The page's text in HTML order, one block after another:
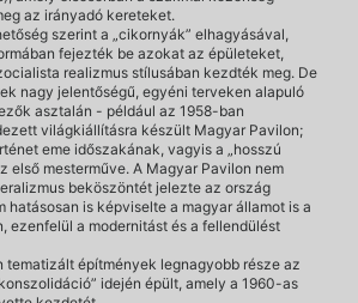
az irányadó kereteket.
szerint a „cikornyák” elhagyásával,
fejezték be azokat az épületeket,
realizmus stílusában kezdték meg. De
nagy jelentőségű, egyéni terveken alapuló
asztalán - például az 1958-ban
világkiállításra készült Magyar Pavilon;
eme időszakának, vagyis a „hosszú
első mesterműve. A Magyar Pavilon nem
beköszöntét jelezte az ország
hatásosan is képviselte a magyar államot is a
ezenfelül a modernitást és a fellendülést
tematizált építmények legnagyobb része az
idején épült, amely a 1960-as